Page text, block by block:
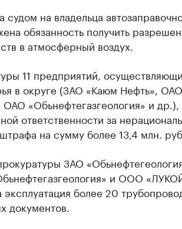
на владельца
обязанность получить
в атмосферный воздух.
11 предприятий,
в округе (ЗАО «Каюм Нефть», ОАО
«Обьнефтегазгеология» и др.),
ответственности за
на сумму более 13,4 млн.
ЗАО
и ООО
более 20
документов.